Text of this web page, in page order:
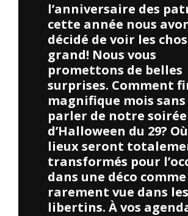
l’anniversaire des
cette année nous
décidé de voir les
grand! Nous vous
promettons de belles
surprises. Comment
magnifique mois sans
parler de notre soirée
d’Halloween du 29?
lieux seront
transformés pour
dans une déco comme
rarement vue dans
libertins. À vos